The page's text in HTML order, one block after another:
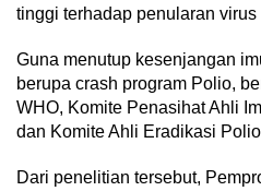
tinggi terhadap penularan virus
Guna menutup kesenjangan
berupa crash program Polio,
WHO, Komite Penasihat Ahli
dan Komite Ahli Eradikasi
Dari penelitian tersebut,